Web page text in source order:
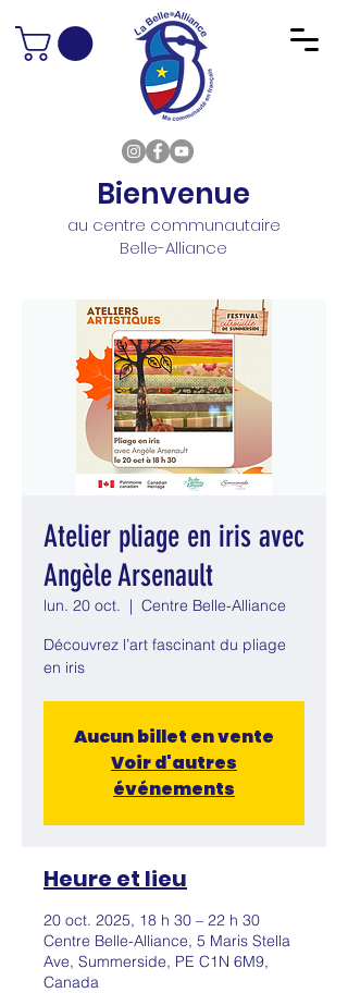
Bienvenue
au centre communautaire
Belle-Alliance
Atelier pliage en iris avec
Angèle Arsenault
lun. 20 oct.
  |
Centre Belle-Alliance
Découvrez l’art fascinant du pliage
en iris
Aucun billet en vente
Voir d'autres
événements
Heure et lieu
20 oct. 2025, 18 h 30 – 22 h 30
Centre Belle-Alliance, 5 Maris Stella
Ave, Summerside, PE C1N 6M9,
Canada